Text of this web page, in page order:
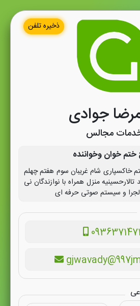
ذخیره تلفن
جوادی
مجالس
ختم خوان وخواننده
خاکسپاری شام غریبان سوم هفتم چهلم
منزل همراه با نوازندگان نی
لجرا و سیستم صوتی حرفه ای